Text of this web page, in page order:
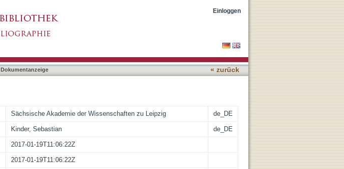
Einloggen
Dokumentanzeige « zurück
Sächsische Akademie der Wissenschaften zu Leipzig de_DE
Kinder, Sebastian de_DE
2017-01-19T11:06:22Z
2017-01-19T11:06:22Z